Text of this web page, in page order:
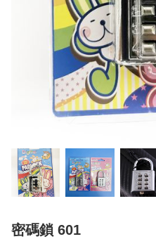
密碼鎖 601